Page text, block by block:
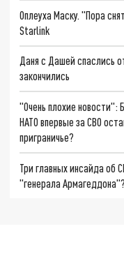
Оплеуха Маску. "Пора
Starlink
Даня с Дашей спаслись
закончились
"Очень плохие новости":
НАТО впервые за СВО
приграничье?
Три главных инсайда об
"генерала